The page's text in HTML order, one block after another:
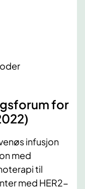
for
infusjon
med
til
med HER2-